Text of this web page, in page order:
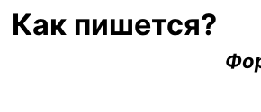
Как пишется?